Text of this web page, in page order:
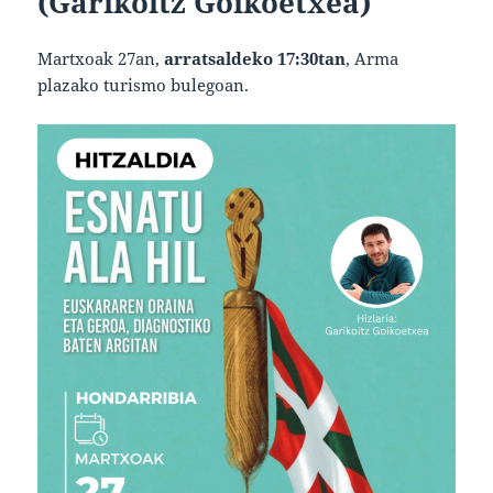
Martxoak 27an,arratsaldeko 17:30tan, Arma
plazako turismo bulegoan.